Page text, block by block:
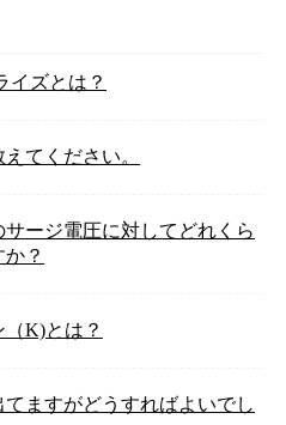
イズとは？
てください。
ージ電圧に対してどれくら
？
K)とは？
ますがどうすればよいでし